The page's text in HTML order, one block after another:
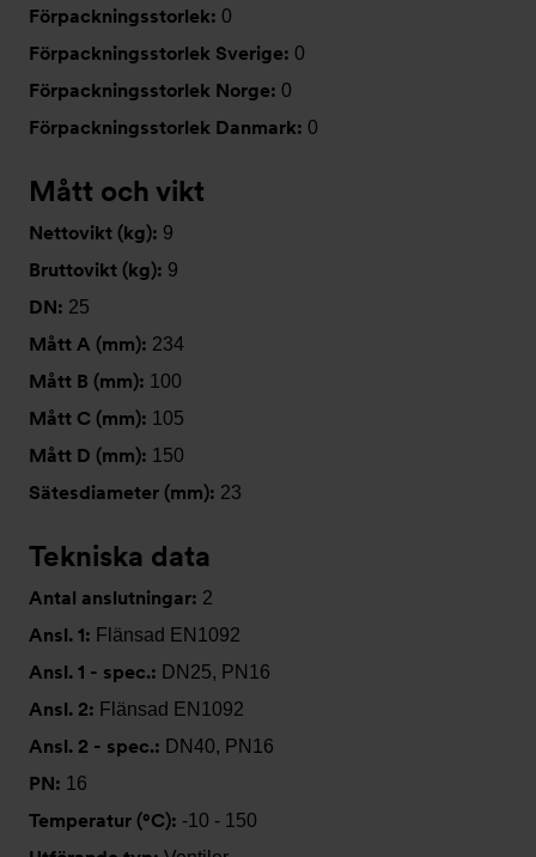
Förpackningsstorlek: 0
Förpackningsstorlek Sverige: 0
Förpackningsstorlek Norge: 0
Förpackningsstorlek Danmark: 0
Mått och vikt
Nettovikt (kg): 9
Bruttovikt (kg): 9
DN: 25
Mått A (mm): 234
Mått B (mm): 100
Mått C (mm): 105
Mått D (mm): 150
Sätesdiameter (mm): 23
Tekniska data
Antal anslutningar: 2
Ansl. 1: Flänsad EN1092
Ansl. 1 - spec.: DN25, PN16
Ansl. 2: Flänsad EN1092
Ansl. 2 - spec.: DN40, PN16
PN: 16
Temperatur (°C): -10 - 150